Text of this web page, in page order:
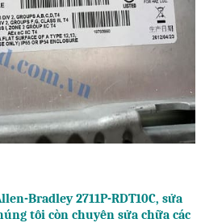
Bradley 2711P-RDT10C, sửa
tôi còn chuyên sửa chữa các